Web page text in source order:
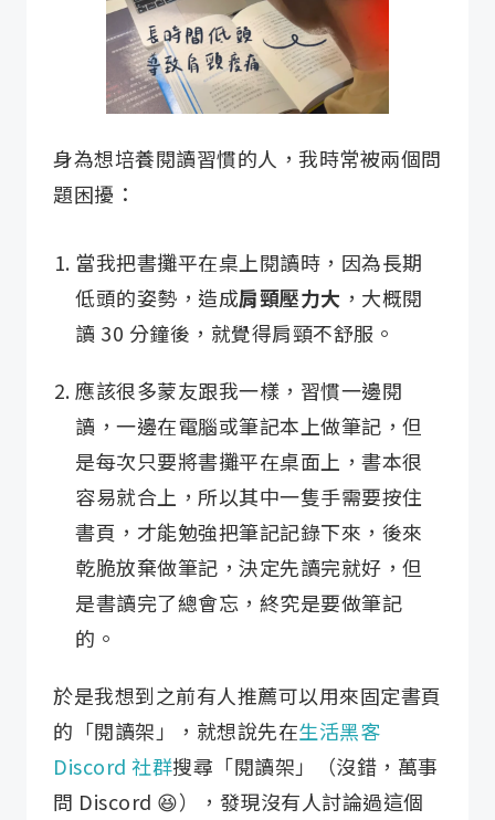
身為想培養閱讀習慣的人，我時常被兩個問
題困擾：
當我把書攤平在桌上閱讀時，因為長期
低頭的姿勢，造成肩頸壓力大 ，大概閱
讀 30 分鐘後，就覺得肩頸不舒服。
應該很多蒙友跟我一樣，習慣一邊閱
讀，一邊在電腦或筆記本上做筆記，但
是每次只要將書攤平在桌面上，書本很
容易就合上，所以其中一隻手需要按住
書頁，才能勉強把筆記記錄下來，後來
乾脆放棄做筆記，決定先讀完就好，但
是書讀完了總會忘，終究是要做筆記
的。
於是我想到之前有人推薦可以用來固定書頁
的「閱讀架」，就想說先在生活黑客
Discord 社群搜尋「閱讀架」（沒錯，萬事
問 Discord 😆），發現沒有人討論過這個